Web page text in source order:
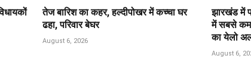
तेज बारिश का कहर, हल्दीपोखर में कच्चा घर
ढहा, परिवार बेघर
August 6, 2026
झारखंड में
में सबसे कम
का येलो
August 6,